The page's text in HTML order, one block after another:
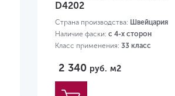
D4202
Страна производства: Швейцария
Наличие фаски: с 4-х сторон
Класс применения: 33 класс
2 340 руб. м2